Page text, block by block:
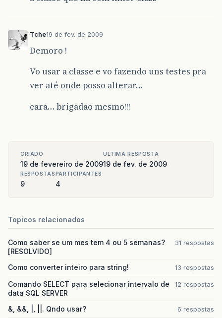
Tche19 de fev. de 2009
Demoro !
Vo usar a classe e vo fazendo uns testes pra
ver até onde posso alterar…
cara… brigadao mesmo!!!
CRIADO
19 de fevereiro de 2009
ULTIMA RESPOSTA
19 de fev. de 2009
RESPOSTAS
9
PARTICIPANTES
4
Topicos relacionados
Como saber se um mes tem 4 ou 5 semanas?
[RESOLVIDO]
31 respostas
Como converter inteiro para string! 13 respostas
Comando SELECT para selecionar intervalo de
data SQL SERVER
12 respostas
&, &&, |, ||. Qndo usar? 6 respostas